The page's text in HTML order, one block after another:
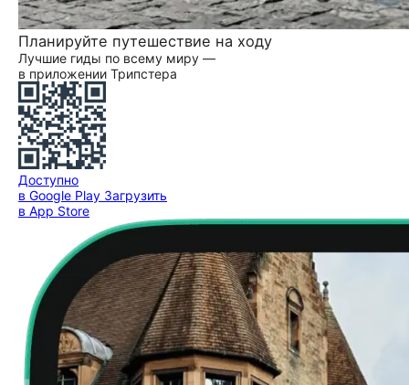
Планируйте путешествие на ходу
Лучшие гиды по всему миру —
в приложении Трипстера
Доступно
в Google Play Загрузить
в App Store